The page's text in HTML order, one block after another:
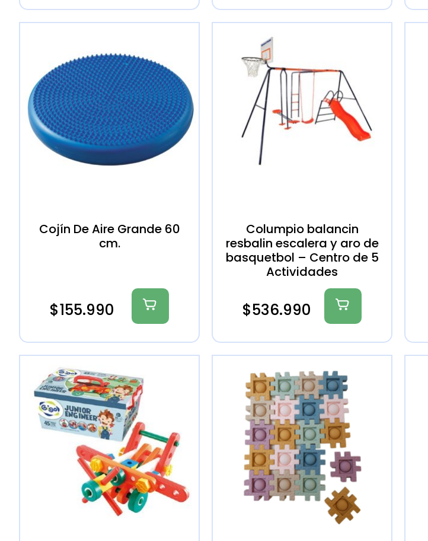
Cojín De Aire Grande 60
cm.
$155.990
Columpio balancin
resbalin escalera y aro de
basquetbol – Centro de 5
Actividades
$536.990